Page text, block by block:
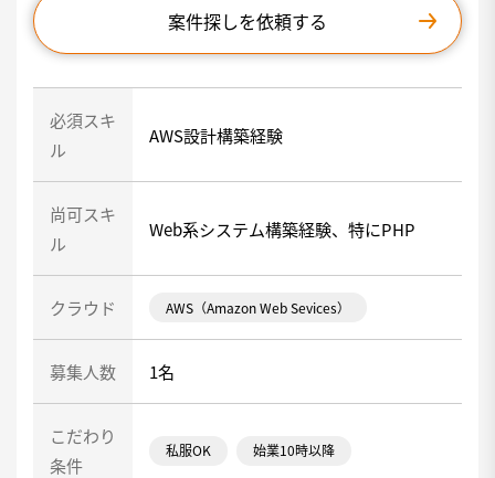
案件探しを依頼する
必須スキ
ル
AWS設計構築経験
尚可スキ
ル
Web系システム構築経験、特にPHP
クラウド AWS（Amazon Web Sevices）
募集人数 1名
こだわり
条件
私服OK 始業10時以降